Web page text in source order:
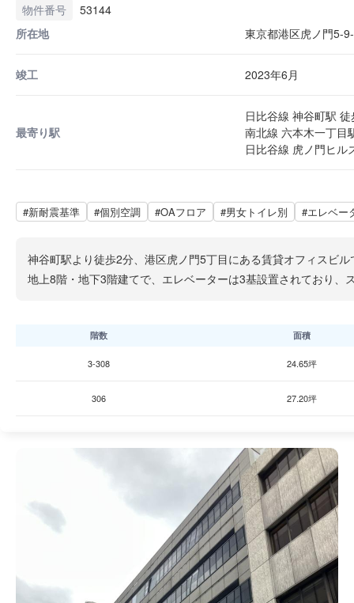
物件番号
53144
所在地
東京都港区虎ノ門5-
竣工 2023年6月
最寄り駅
日比谷線 神谷町駅
南北線 六本木一丁目
日比谷線 虎ノ門ヒル
#新耐震基準 #個別空調 #OAフロア #男女トイレ別 #エレベー
神谷町駅より徒歩2分、港区虎ノ門5丁目にある賃貸オフィスビ
地上8階・地下3階建てで、エレベーターは3基設置されており
階数 面積
3-308 24.65坪
306 27.20坪